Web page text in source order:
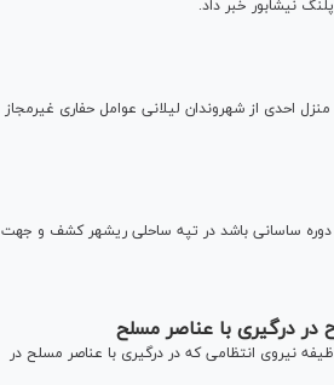
نیشابور خبر داد.
احدی از شهروندان لیلانی عوامل حفاری غیرمجاز
ساسانی باشد در تپه ساحلی ریشهر کشف و جهت
در درگیری با عناصر مسلح
نیروی انتظامی که در درگیری با عناصر مسلح در